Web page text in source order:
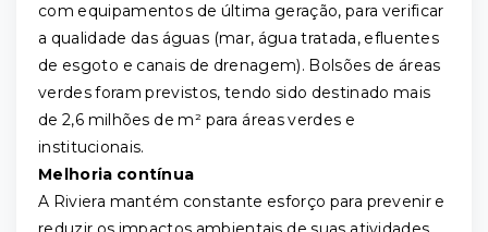
com equipamentos de última geração, para verificar
a qualidade das águas (mar, água tratada, efluentes
de esgoto e canais de drenagem). Bolsões de áreas
verdes foram previstos, tendo sido destinado mais
de 2,6 milhões de m² para áreas verdes e
institucionais.
Melhoria contínua
A Riviera mantém constante esforço para prevenir e